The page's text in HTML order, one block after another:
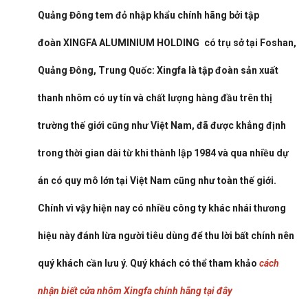
Quảng Đông tem đỏ nhập khẩu chính hãng bởi tập
đoàn XINGFA ALUMINIUM HOLDING có trụ sở tại Foshan,
Quảng Đông, Trung Quốc: Xingfa là tập đoàn sản xuất
thanh nhôm có uy tín và chất lượng hàng đầu trên thị
trường thế giới cũng như Việt Nam, đã được khẳng định
trong thời gian dài từ khi thành lập 1984 và qua nhiều dự
án có quy mô lớn tại Việt Nam cũng như toàn thế giới.
Chính vì vậy hiện nay có nhiều công ty khác nhái thương
hiệu này đánh lừa người tiêu dùng để thu lời bất chính nên
quý khách cần lưu ý. Quý khách có thể tham khảo cách
nhận biết cửa nhôm Xingfa chính hãng tại đây